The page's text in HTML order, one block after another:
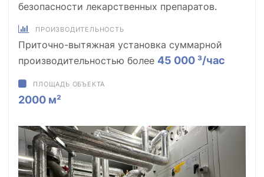
безопасности лекарственных препаратов.
ПРОИЗВОДИТЕЛЬНОСТЬ
Приточно-вытяжная установка суммарной
производительностью более 45 000 ³/час
ПЛОЩАДЬ ОБЪЕКТА
2000 м²